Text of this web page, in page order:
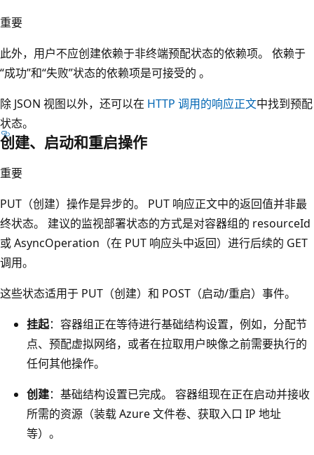
重要
此外，用户不应创建依赖于非终端预配状态的依赖项。 依赖于
“成功”和“失败”状态的依赖项是可接受的 。
除 JSON 视图以外，还可以在 HTTP 调用的响应正文中找到预配
状态。
创建、启动和重启操作
重要
PUT（创建）操作是异步的。 PUT 响应正文中的返回值并非最
终状态。 建议的监视部署状态的方式是对容器组的 resourceId
或 AsyncOperation（在 PUT 响应头中返回）进行后续的 GET
调用。
这些状态适用于 PUT（创建）和 POST（启动/重启）事件。
挂起：容器组正在等待进行基础结构设置，例如，分配节
点、预配虚拟网络，或者在拉取用户映像之前需要执行的
任何其他操作。
创建：基础结构设置已完成。 容器组现在正在启动并接收
所需的资源（装载 Azure 文件卷、获取入口 IP 地址
等）。